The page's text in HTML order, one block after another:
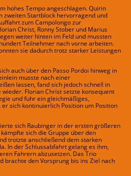
hohes Tempo angeschlagen. Quirin
zweiten Startblock hervorragend und
zum Campolongo zur
Christ, Ronny Stober und Marius
weiter hinten im Feld und mussten
Teilnehmer nach vorne arbeiten.
sie dadurch trotz starker Leistungen
auch über den Passo Pordoi hinweg in
musste nach einer
lassen, fand sich jedoch schnell in
Florian Christ setzte konsequent
und fuhr ein gleichmäßiges,
sich kontinuierlich Position um Position
sich Raubinger in der ersten größeren
sich die Gruppe über den
trotzte anschließend dem starken
In der Schlussabfahrt gelang es ihm,
Fahrern abzusetzen. Das Trio
brachte den Vorsprung bis ins Ziel nach